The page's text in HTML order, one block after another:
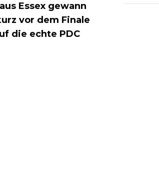
Essex gewann
vor dem Finale
die echte PDC